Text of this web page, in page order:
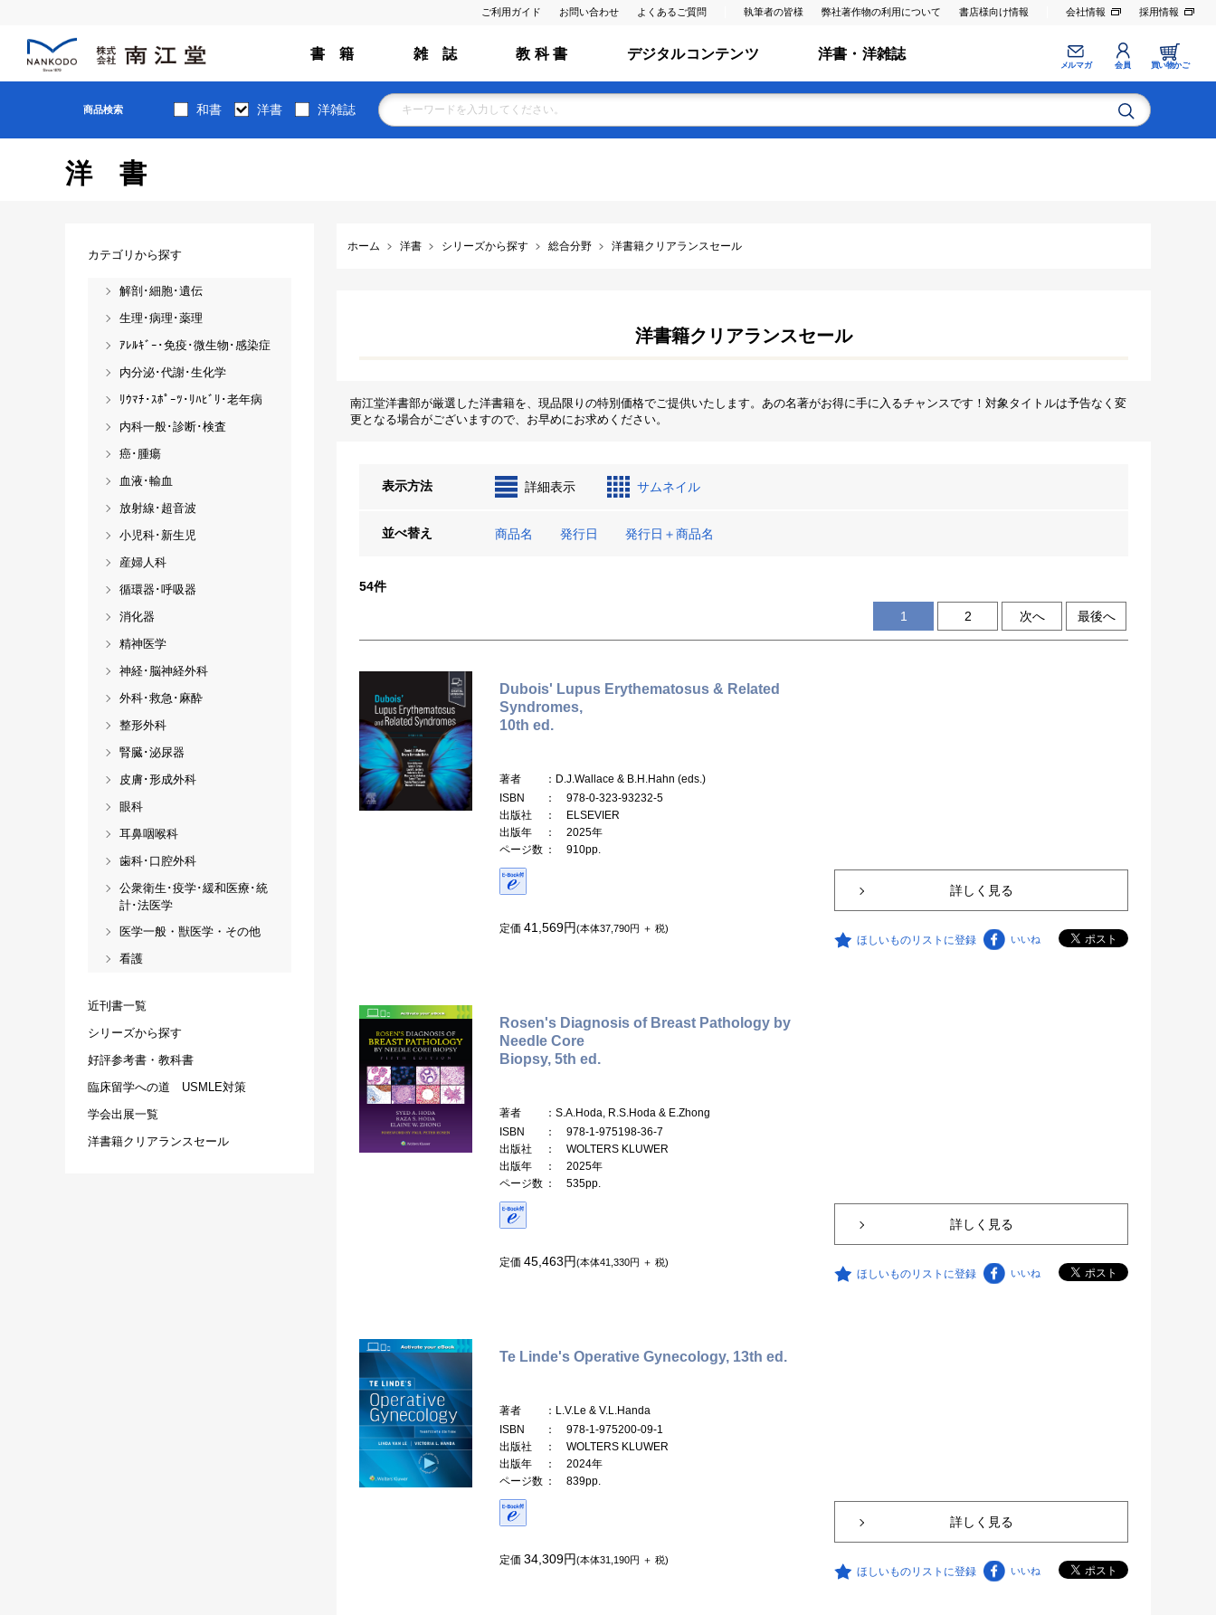
ご利用ガイド お問い合わせ よくあるご質問 執筆者の皆様 弊社著作物の利用について 書店様向け情報 会社情報 採用情報
書 籍 雑 誌 教 科 書 デジタルコンテンツ 洋書・洋雑誌
メルマガ 会員 買い物かご
商品検索 和書 洋書 洋雑誌
洋書
ホーム 洋書 シリーズから探す 総合分野 洋書籍クリアランスセール
洋書籍クリアランスセール
南江堂洋書部が厳選した洋書籍を、現品限りの特別価格でご提供いたします。あの名著がお得に手に入るチャンスです！対象タイトルは予告なく変
更となる場合がございますので、お早めにお求めください。
表示方法 詳細表示 サムネイル
並べ替え 商品名 発行日 発行日＋商品名
54件
1 2 次へ 最後へ
Dubois' Lupus Erythematosus & Related
Syndromes,
10th ed.
著者
：D.J.Wallace & B.H.Hahn (eds.)
ISBN
： 978-0-323-93232-5
出版社
： ELSEVIER
出版年
： 2025年
ページ数 ： 910pp.
定価 41,569円(本体37,790円 ＋ 税)
詳しく見る
ほしいものリストに登録 いいね
Rosen's Diagnosis of Breast Pathology by
Needle Core
Biopsy, 5th ed.
著者
：S.A.Hoda, R.S.Hoda & E.Zhong
ISBN
： 978-1-975198-36-7
出版社
： WOLTERS KLUWER
出版年
： 2025年
ページ数 ： 535pp.
定価 45,463円(本体41,330円 ＋ 税)
詳しく見る
ほしいものリストに登録 いいね
Te Linde's Operative Gynecology, 13th ed.
著者
：L.V.Le & V.L.Handa
ISBN
： 978-1-975200-09-1
出版社
： WOLTERS KLUWER
出版年
： 2024年
ページ数 ： 839pp.
定価 34,309円(本体31,190円 ＋ 税)
詳しく見る
ほしいものリストに登録 いいね
カテゴリから探す
解剖･細胞･遺伝
生理･病理･薬理
ｱﾚﾙｷﾞｰ･免疫･微生物･感染症
内分泌･代謝･生化学
ﾘｳﾏﾁ･ｽﾎﾟｰﾂ･ﾘﾊﾋﾞﾘ･老年病
内科一般･診断･検査
癌･腫瘍
血液･輸血
放射線･超音波
小児科･新生児
産婦人科
循環器･呼吸器
消化器
精神医学
神経･脳神経外科
外科･救急･麻酔
整形外科
腎臓･泌尿器
皮膚･形成外科
眼科
耳鼻咽喉科
歯科･口腔外科
公衆衛生･疫学･緩和医療･統
計･法医学
医学一般・獣医学・その他
看護
近刊書一覧
シリーズから探す
好評参考書・教科書
臨床留学への道 USMLE対策
学会出展一覧
洋書籍クリアランスセール